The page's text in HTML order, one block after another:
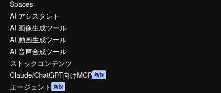
Spaces
AI アシスタント
AI 画像生成ツール
AI 動画生成ツール
AI 音声合成ツール
ストックコンテンツ
Claude/ChatGPT向けMCP 新規
エージェント 新規